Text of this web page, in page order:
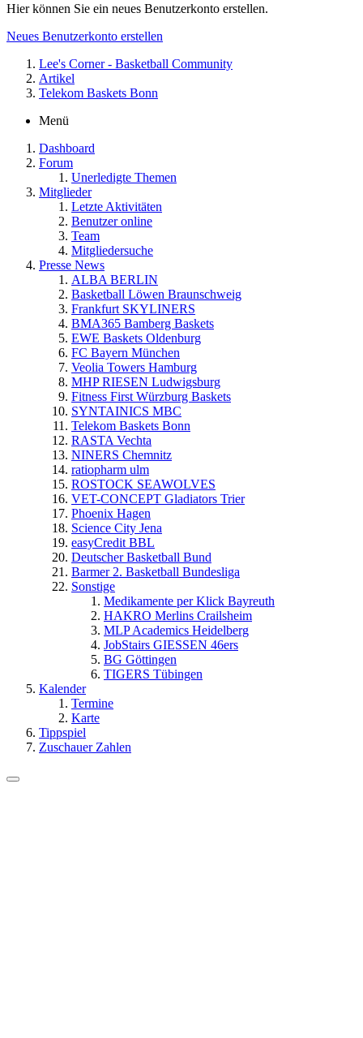
Hier können Sie ein neues Benutzerkonto erstellen.
Neues Benutzerkonto erstellen
Lee's Corner - Basketball Community
Artikel
Telekom Baskets Bonn
Menü
Dashboard
Forum
Unerledigte Themen
Mitglieder
Letzte Aktivitäten
Benutzer online
Team
Mitgliedersuche
Presse News
ALBA BERLIN
Basketball Löwen Braunschweig
Frankfurt SKYLINERS
BMA365 Bamberg Baskets
EWE Baskets Oldenburg
FC Bayern München
Veolia Towers Hamburg
MHP RIESEN Ludwigsburg
Fitness First Würzburg Baskets
SYNTAINICS MBC
Telekom Baskets Bonn
RASTA Vechta
NINERS Chemnitz
ratiopharm ulm
ROSTOCK SEAWOLVES
VET-CONCEPT Gladiators Trier
Phoenix Hagen
Science City Jena
easyCredit BBL
Deutscher Basketball Bund
Barmer 2. Basketball Bundesliga
Sonstige
Medikamente per Klick Bayreuth
HAKRO Merlins Crailsheim
MLP Academics Heidelberg
JobStairs GIESSEN 46ers
BG Göttingen
TIGERS Tübingen
Kalender
Termine
Karte
Tippspiel
Zuschauer Zahlen